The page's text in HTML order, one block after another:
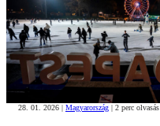
28. 01. 2026 | Magyarország | 2 perc olvasás